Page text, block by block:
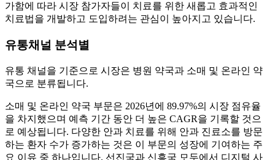
가함에 따라 시장 참가자들이 치료를 위한 새롭고 효과적인
치료법을 개발하고 도입하려는 관심이 높아지고 있습니다.
유통채널 분석별
유통 채널을 기준으로 시장은 병원 약국과 소매 및 온라인 약
국으로 분류됩니다.
소매 및 온라인 약국 부문은 2026년에 89.97%의 시장 점유율
을 차지했으며 예측 기간 동안 더 높은 CAGR을 기록할 것으
로 예상됩니다. 다양한 안과 치료를 위해 안과 진료소를 방문
하는 환자 수가 증가하는 것은 이 부문의 성장에 기여하는 주
요 이유 중 하나입니다. 선진국과 신흥국 모두에서 디지털 사